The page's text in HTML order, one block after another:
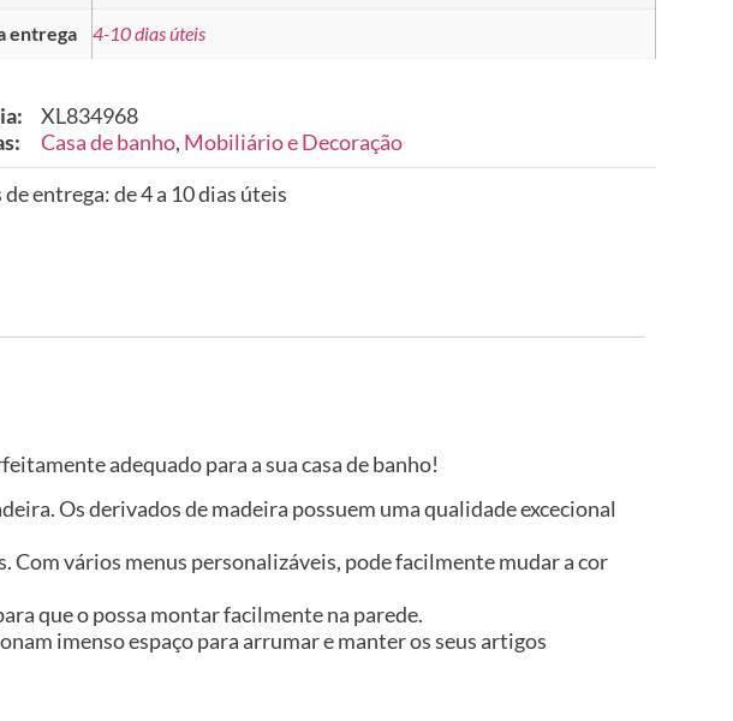
entrega 4-10 dias úteis
XL834968
Casa de banho, Mobiliário e Decoração
de entrega: de 4 a 10 dias úteis
adequado para a sua casa de banho!
Os derivados de madeira possuem uma qualidade excecional
Com vários menus personalizáveis, pode facilmente mudar a cor
que o possa montar facilmente na parede.
imenso espaço para arrumar e manter os seus artigos